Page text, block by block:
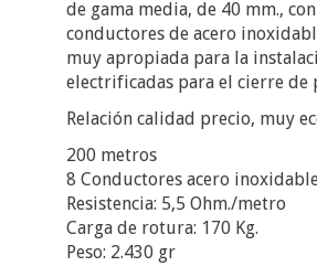
de gama media, de 40 mm.,
conductores de acero
muy apropiada para la
electrificadas para el cierre de
Relación calidad precio, muy
200 metros
8 Conductores acero
Resistencia: 5,5 Ohm./metro
Carga de rotura: 170 Kg.
Peso: 2.430 gr